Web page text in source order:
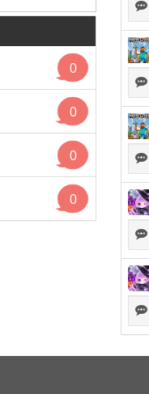
0
0
0
0